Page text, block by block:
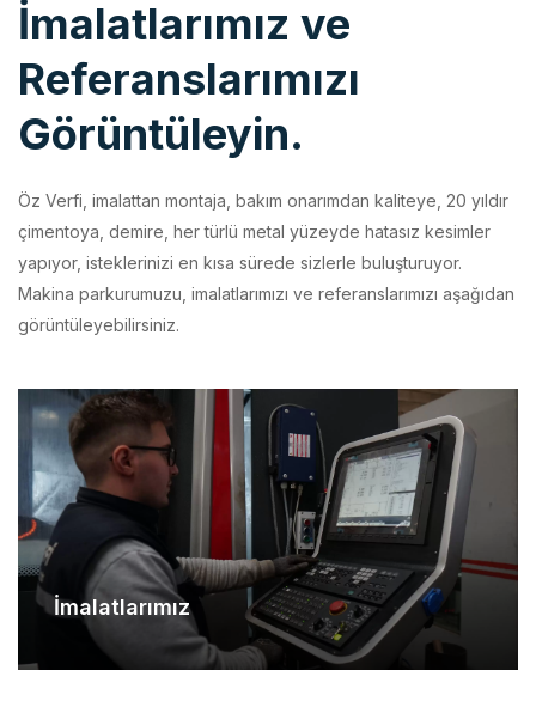
Referanslarımızı
Görüntüleyin.
Öz Verfi, imalattan montaja, bakım onarımdan kaliteye, 20 yıldır
yapıyor, isteklerinizi en kısa sürede sizlerle buluşturuyor.
Makina parkurumuzu, imalatlarımızı ve referanslarımızı aşağıdan
görüntüleyebilirsiniz.
İmalatlarımız